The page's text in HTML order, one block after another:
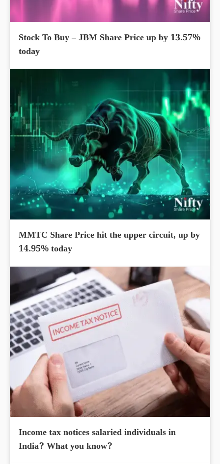
Stock To Buy – JBM Share Price up by 13.57%
today
MMTC Share Price hit the upper circuit, up by
14.95% today
Income tax notices salaried individuals in
India? What you know?